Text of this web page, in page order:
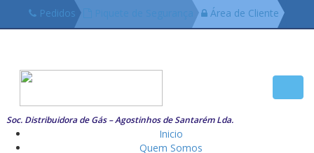
Pedidos Área de Cliente
Soc. Distribuidora de Gás – Agostinhos de Santarém Lda.
Inicio
Quem Somos